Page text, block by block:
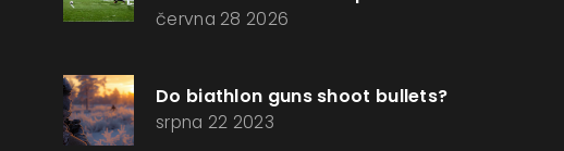
června 28 2026
Do biathlon guns shoot bullets?
srpna 22 2023